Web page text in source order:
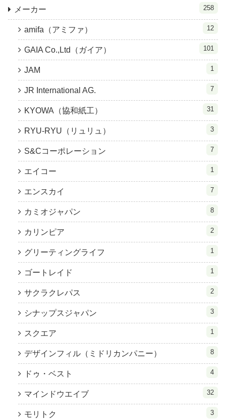
メーカー 258
amifa（アミファ） 12
GAIA Co.,Ltd（ガイア） 101
JAM 1
JR International AG. 7
KYOWA（協和紙工） 31
RYU-RYU（リュリュ） 3
S&Cコーポレーション 7
エイコー 1
エンスカイ 7
カミオジャパン 8
カリンピア 2
グリーティングライフ 1
ゴートレイド 1
サクラクレパス 2
シナップスジャパン 3
スクエア 1
デザインフィル（ミドリカンパニー） 8
ドゥ・ベスト 4
マインドウエイブ 32
モリトク 3